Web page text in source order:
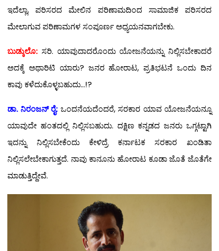
ಇದೆಲ್ಲಾ, ಪರಿಸರದ ಮೇಲಿನ ಪರಿಣಾಮದಿಂದ ಸಾಮಾಜಿಕ ಪರಿಸರದ
ಮೇಲಾಗುವ ಪರಿಣಾಮಗಳ ಸಂಪೂರ್ಣ ಅಧ್ಯಯನವಾಗಬೇಕು.
ಬುಡ್ಕುಲೊ: ಸರಿ. ಯಾವುದಾದರೊಂದು ಯೋಜನೆಯನ್ನು ನಿಲ್ಲಿಸಬೇಕಾದರೆ
ಅದಕ್ಕೆ ಅಥಾರಿಟಿ ಯಾರು? ಜನರ ಹೋರಾಟ, ಪ್ರತಿಭಟನೆ ಒಂದು ದಿನ
ಕಾವು ಕಳೆದುಕೊಳ್ಳಬಹುದು…!?
ಡಾ. ನಿರಂಜನ್ ರೈ: ಒಂದನೆಯದೆಂದರೆ, ಸರಕಾರ ಯಾವ ಯೋಜನೆಯನ್ನೂ
ಯಾವುದೇ ಹಂತದಲ್ಲಿ ನಿಲ್ಲಿಸಬಹುದು. ದಕ್ಷಿಣ ಕನ್ನಡದ ಜನರು ಒಗ್ಗಟ್ಟಾಗಿ
ಇದನ್ನು ನಿಲ್ಲಿಸಬೇಕೆಂದು ಕೇಳಿದ್ರೆ ಕರ್ನಾಟಕ ಸರಕಾರ ಖಂಡಿತಾ
ನಿಲ್ಲಿಸಲೇಬೇಕಾಗುತ್ತದೆ. ನಾವು ಕಾನೂನು ಹೋರಾಟ ಕೂಡಾ ಜೊತೆ ಜೊತೆಗೇ
ಮಾಡುತ್ತಿದ್ದೇವೆ.